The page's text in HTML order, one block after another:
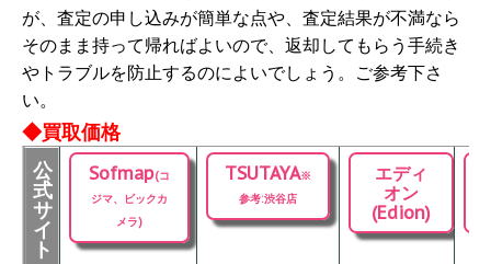
が、査定の申し込みが簡単な点や、査定結果が不満なら
そのまま持って帰ればよいので、返却してもらう手続き
やトラブルを防止するのによいでしょう。ご参考下さ
い。
◆買取価格
公
式
サ
イ
ト
Sofmap(コ
ジマ、ビックカ
メラ)
TSUTAYA※
参考:渋谷店
エディ
オン
(Edion)